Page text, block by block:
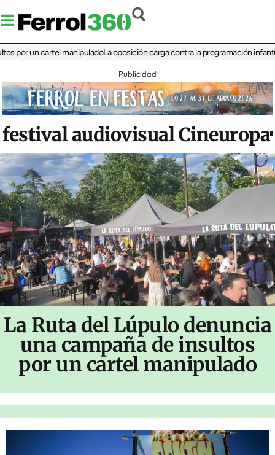
un cartel manipuladoLa oposición carga contra la programación infantil de la
Publicidad
festival audiovisual Cineuropa
La Ruta del Lúpulo denuncia
una campaña de insultos
por un cartel manipulado